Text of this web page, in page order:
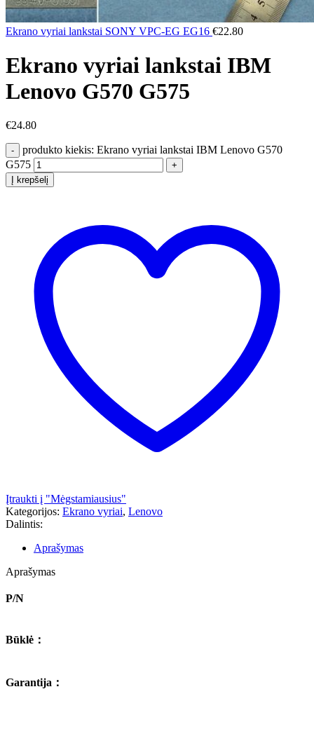
Ekrano vyriai lankstai SONY VPC-EG EG16 €22.80
Ekrano vyriai lankstai IBM
Lenovo G570 G575
€24.80
produkto kiekis: Ekrano vyriai lankstai IBM Lenovo G570
G575
Į krepšelį
Įtraukti į "Mėgstamiausius"
Kategorijos: Ekrano vyriai, Lenovo
Dalintis:
Aprašymas
Aprašymas
P/N
Būklė ：
Garantija ：